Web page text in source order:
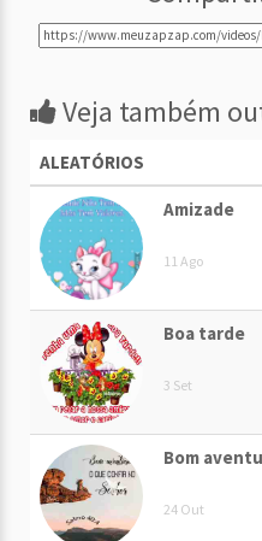
Veja também
ALEATÓRIOS
Amizade
11 Ago
Boa tarde
3 Set
Bom
24 Out